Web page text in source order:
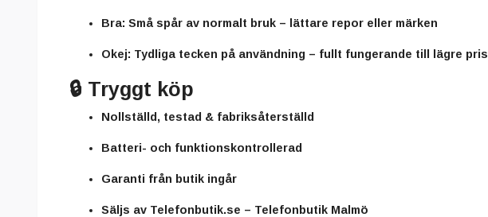
Bra: Små spår av normalt bruk – lättare repor eller märken
Okej: Tydliga tecken på användning – fullt fungerande till lägre pris
🔒 Tryggt köp
Nollställd, testad & fabriksåterställd
Batteri- och funktionskontrollerad
Garanti från butik ingår
Säljs av Telefonbutik.se – Telefonbutik Malmö